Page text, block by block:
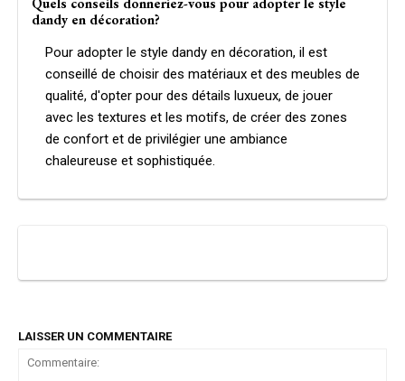
dandy en décoration?
Pour adopter le style dandy en décoration, il est
conseillé de choisir des matériaux et des meubles de
qualité, d'opter pour des détails luxueux, de jouer
avec les textures et les motifs, de créer des zones
de confort et de privilégier une ambiance
chaleureuse et sophistiquée.
LAISSER UN COMMENTAIRE